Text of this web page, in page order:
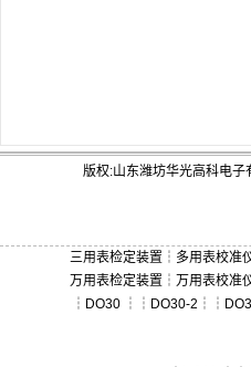
版权:山东潍坊华光高科电
三用表检定装置 ┆ 多用表校准
万用表检定装置 ┆ 万用表校准
┆ DO30 ┆┆ DO30-2 ┆┆